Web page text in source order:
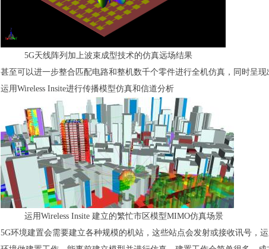
5G天线阵列加上波束成型技术的仿真远场结果
甚至可以进一步整合匹配电路和整机数千个零件进行全机仿真，同时呈
运用Wireless Insite进行传播模型仿真和信道分析
运用Wireless Insite 建立的繁忙市区模型MIMO仿真场景
5G环境建置会需要建立各种规模的机站，这些站点会发射或接收讯号，